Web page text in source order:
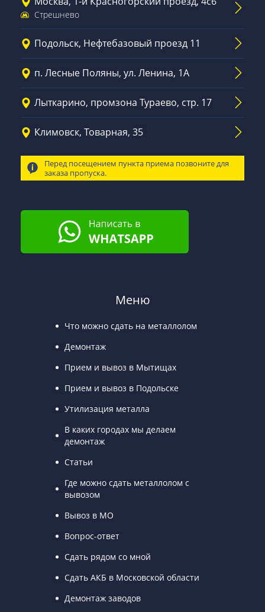
Стрешнево
Подольск, Нефтебазовый проезд 11
п. Лесные Поляны, ул. Ленина, 1А
Лыткарино, промзона Тураево, стр. 17
Климовск, Товарная, 35
Перед посещением пункта приема позвоните для
заказа пропуска.
Меню
Что можно сдать на металлолом
Демонтаж
Прием и вывоз в Мытищах
Прием и вывоз в Подольске
Утилизация металла
В каких городах мы делаем
демонтаж
Статьи
Где можно сдать металлолом с
вывозом
Вывоз в МО
Вопрос-ответ
Сдать рядом со мной
Сдать АКБ в Московской области
Демонтаж заводов